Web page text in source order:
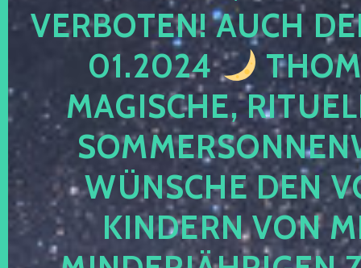
VERBOTEN! AUCH
01.2024
MAGISCHE,
WÜNSCHE DEN
KINDERN VON